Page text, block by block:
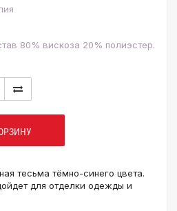
80% вискоза 20% полиэстер.
тесьма тёмно-синего цвета.
для отделки одежды и